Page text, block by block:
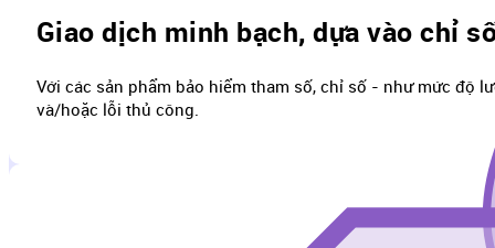
Giao dịch minh bạch, dựa vào chỉ
Với các sản phẩm bảo hiểm tham số, chỉ số - như mức độ
và/hoặc lỗi thủ công.